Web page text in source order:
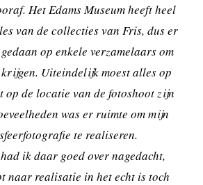
Het Edams Museum heeft heel
van de collecties van Fris, dus er
op enkele verzamelaars om
Uiteindelijk moest alles op
op de locatie van de fotoshoot zijn
was er ruimte om mijn
te realiseren.
ik daar goed over nagedacht,
naar realisatie in het echt is toch